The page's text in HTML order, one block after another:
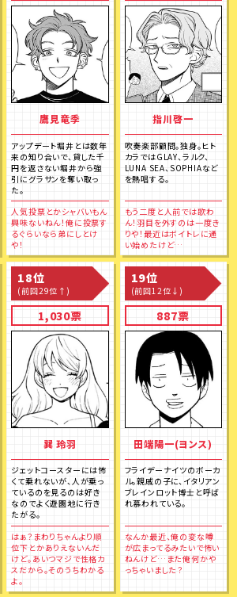
鷹見竜季
アップデート堀井とは数年
来の知り合いで、貸した千
円を返さない堀井から強
引にグラサンを奪い取っ
た。
人気投票とかシャバいもん
興味ないねん！俺に投票す
るぐらいなら弟にしとけ
や！
指川啓一
吹奏楽部顧問。独身。ヒト
カラではGLAY、ラルク、
LUNA SEA、SOPHIAなど
を熱唱する。
もう二度と人前では歌わ
ん！羽目を外すのは一度き
りや！最近はボイトレに通
い始めたけど…
18位
(前回29位↑)
1,030票
巽 玲羽
ジェットコースターには怖
くて乗れないが、人が乗っ
ているのを見るのは好き
なのでよく遊園地に行き
たがる。
はぁ？まわりちゃんより順
位下とかありえないんだ
けど。あいつマジで性格カ
スだから。そのうちわかる
よ。
19位
(前回12位↓)
887票
田端陽一(ヨンス)
フライデーナイツのボーカ
ル。親戚の子に、イタリアン
ブレインロット博士と呼ば
れ慕われている。
なんか最近、俺の変な噂
が広まってるみたいで怖い
ねんけど…また俺何かや
っちゃいました？